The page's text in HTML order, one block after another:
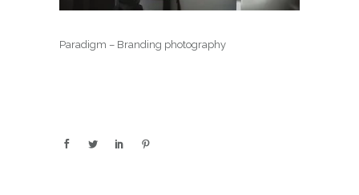
Paradigm – Branding photography